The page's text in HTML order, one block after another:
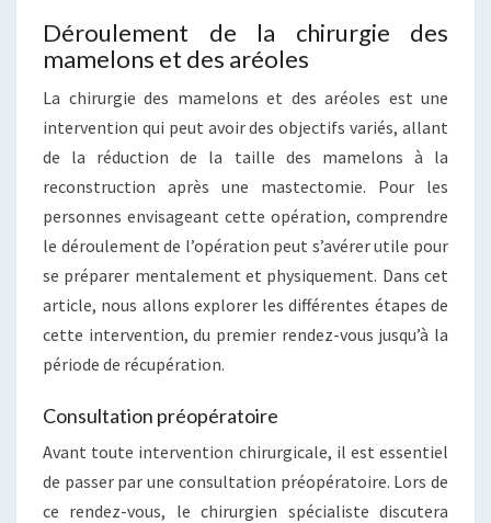
Déroulement de la chirurgie des
mamelons et des aréoles
La chirurgie des mamelons et des aréoles est une
intervention qui peut avoir des objectifs variés, allant
de la réduction de la taille des mamelons à la
reconstruction après une mastectomie. Pour les
personnes envisageant cette opération, comprendre
le déroulement de l’opération peut s’avérer utile pour
se préparer mentalement et physiquement. Dans cet
article, nous allons explorer les différentes étapes de
cette intervention, du premier rendez-vous jusqu’à la
période de récupération.
Consultation préopératoire
Avant toute intervention chirurgicale, il est essentiel
de passer par une consultation préopératoire. Lors de
ce rendez-vous, le chirurgien spécialiste discutera